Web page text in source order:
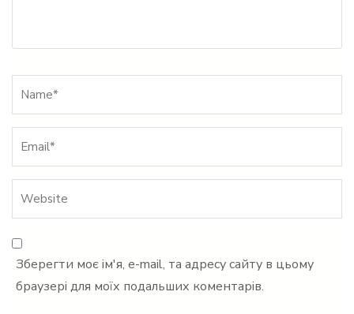
Зберегти моє ім'я, e-mail, та адресу сайту в цьому
браузері для моїх подальших коментарів.